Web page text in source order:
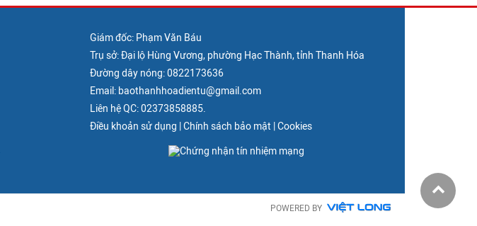
Giám đốc: Phạm Văn Báu
Trụ sở: Đại lộ Hùng Vương, phường Hạc Thành, tỉnh Thanh Hóa
Đường dây nóng: 0822173636
Email: baothanhhoadientu@gmail.com
Liên hệ QC: 02373858885.
Điều khoản sử dụng
Chính sách bảo mật Cookies
POWERED BY